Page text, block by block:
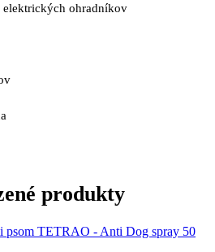
elektrických ohradníkov
produkty